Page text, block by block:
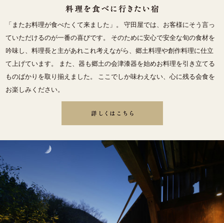
「またお料理が食べたくて来ました」。 守田屋では、お客様にそう言っ
ていただけるのが一番の喜びです。 そのために安心で安全な旬の食材を
吟味し、料理長と主があれこれ考えながら、郷土料理や創作料理に仕立
て上げています。 また、器も郷土の会津漆器を始めお料理を引き立てる
ものばかりを取り揃えました。 ここでしか味わえない、心に残る会食を
お楽しみください。